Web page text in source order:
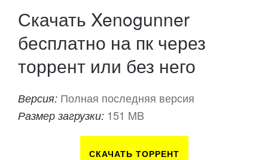
Скачать Xenogunner
бесплатно на пк через
торрент или без него
Версия: Полная последняя версия
Размер загрузки: 151 MB
СКАЧАТЬ ТОРРЕНТ